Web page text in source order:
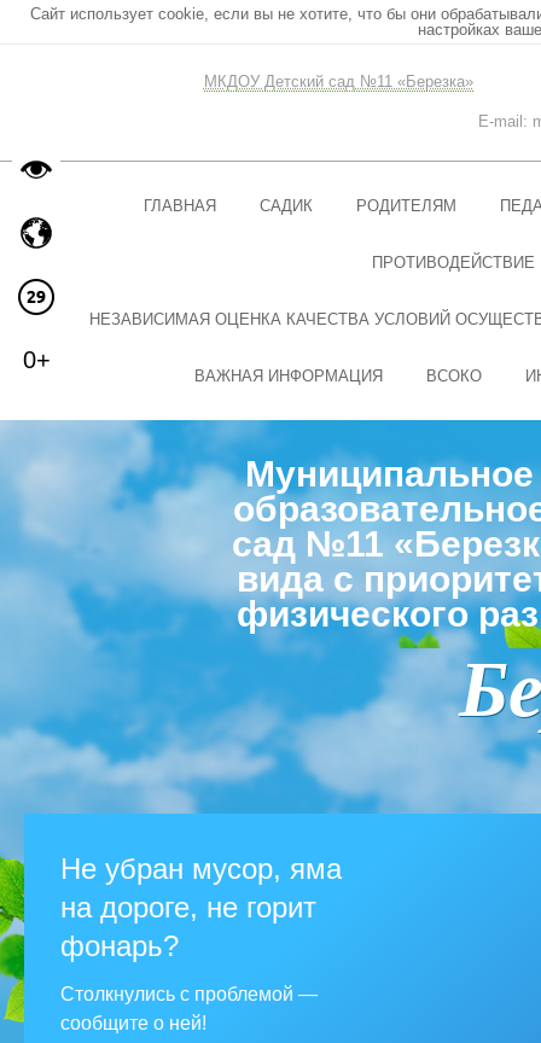
Сайт использует cookie, если вы не хотите, что бы они
настройках
МКДОУ Детский сад №11 «Березка»
E-mail:
ГЛАВНАЯ САДИК РОДИТЕЛЯМ
ПРОТИВОДЕЙСТВИЕ
НЕЗАВИСИМАЯ ОЦЕНКА КАЧЕСТВА УСЛОВИЙ
ВАЖНАЯ ИНФОРМАЦИЯ ВСОКО
Муниципальное
сад №11
вида с
физического
Не убран мусор, яма
на дороге, не горит
фонарь?
Столкнулись с проблемой —
сообщите о ней!
0+